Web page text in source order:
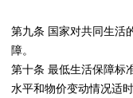
第九条 国家对共同生活
障。
第十条 最低生活保障标
水平和物价变动情况适